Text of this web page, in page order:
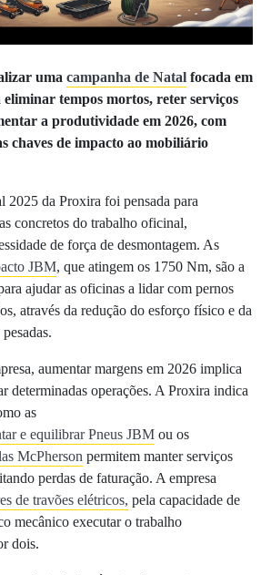
uma campanha de Natal focada em
tempos mortos, reter serviços
a produtividade em 2026, com
chaves de impacto ao mobiliário
2025 da Proxira foi pensada para
concretos do trabalho oficinal,
de força de desmontagem. As
JBM, que atingem os 1750 Nm, são a
ajudar as oficinas a lidar com pernos
através da redução do esforço físico e da
aumentar margens em 2026 implica
determinadas operações. A Proxira indica
as
e equilibrar Pneus JBM ou os
McPherson permitem manter serviços
perdas de faturação. A empresa
de travões elétricos, pela capacidade de
mecânico executar o trabalho
dois.